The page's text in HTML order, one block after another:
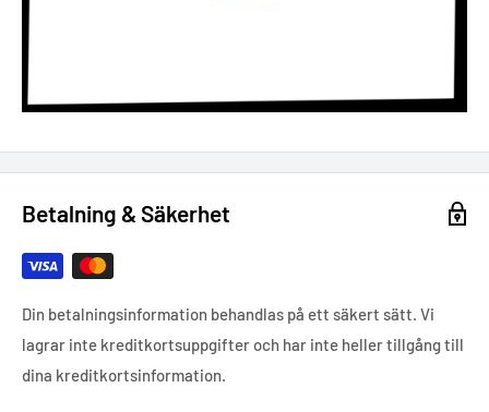
Betalning & Säkerhet
Din betalningsinformation behandlas på ett säkert sätt. Vi
lagrar inte kreditkortsuppgifter och har inte heller tillgång till
dina kreditkortsinformation.